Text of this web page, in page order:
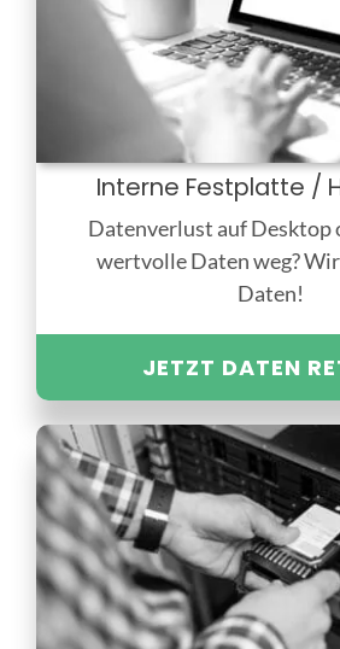
Interne Festplatte /
Datenverlust auf Desktop
wertvolle Daten weg?
Daten!
JETZT DATEN